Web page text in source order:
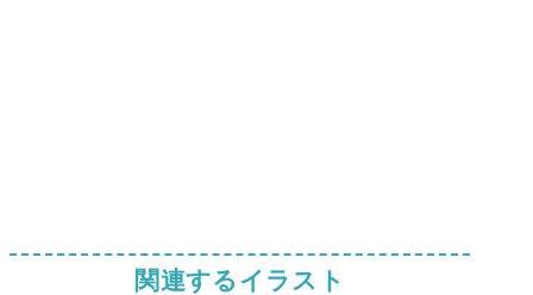
関連するイラスト